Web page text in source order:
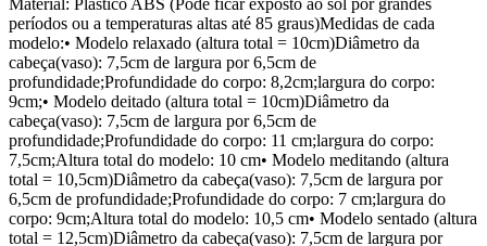
Material: Plástico ABS (Pode ficar exposto ao sol por grandes
períodos ou a temperaturas altas até 85 graus)Medidas de cada
modelo:• Modelo relaxado (altura total = 10cm)Diâmetro da
cabeça(vaso): 7,5cm de largura por 6,5cm de
profundidade;Profundidade do corpo: 8,2cm;largura do corpo:
9cm;• Modelo deitado (altura total = 10cm)Diâmetro da
cabeça(vaso): 7,5cm de largura por 6,5cm de
profundidade;Profundidade do corpo: 11 cm;largura do corpo:
7,5cm;Altura total do modelo: 10 cm• Modelo meditando (altura
total = 10,5cm)Diâmetro da cabeça(vaso): 7,5cm de largura por
6,5cm de profundidade;Profundidade do corpo: 7 cm;largura do
corpo: 9cm;Altura total do modelo: 10,5 cm• Modelo sentado (altura
total = 12,5cm)Diâmetro da cabeça(vaso): 7,5cm de largura por